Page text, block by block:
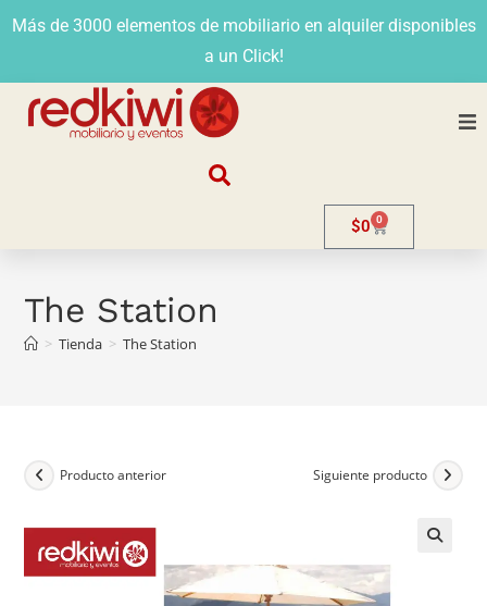
Más de 3000 elementos de mobiliario en alquiler disponibles
a un Click!
Contacto
$0 0
The Station
> Tienda > The Station
Producto anterior Siguiente producto